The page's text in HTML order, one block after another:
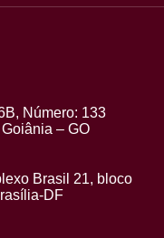
Número: 133
– GO
Brasil 21, bloco
DF